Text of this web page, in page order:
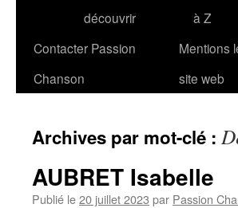
découvrir
à Z
Contacter Passion
Chanson
Mentions
site web
Archives par mot-clé :
AUBRET Isabelle
Publié le20 juillet 2023 par Passion